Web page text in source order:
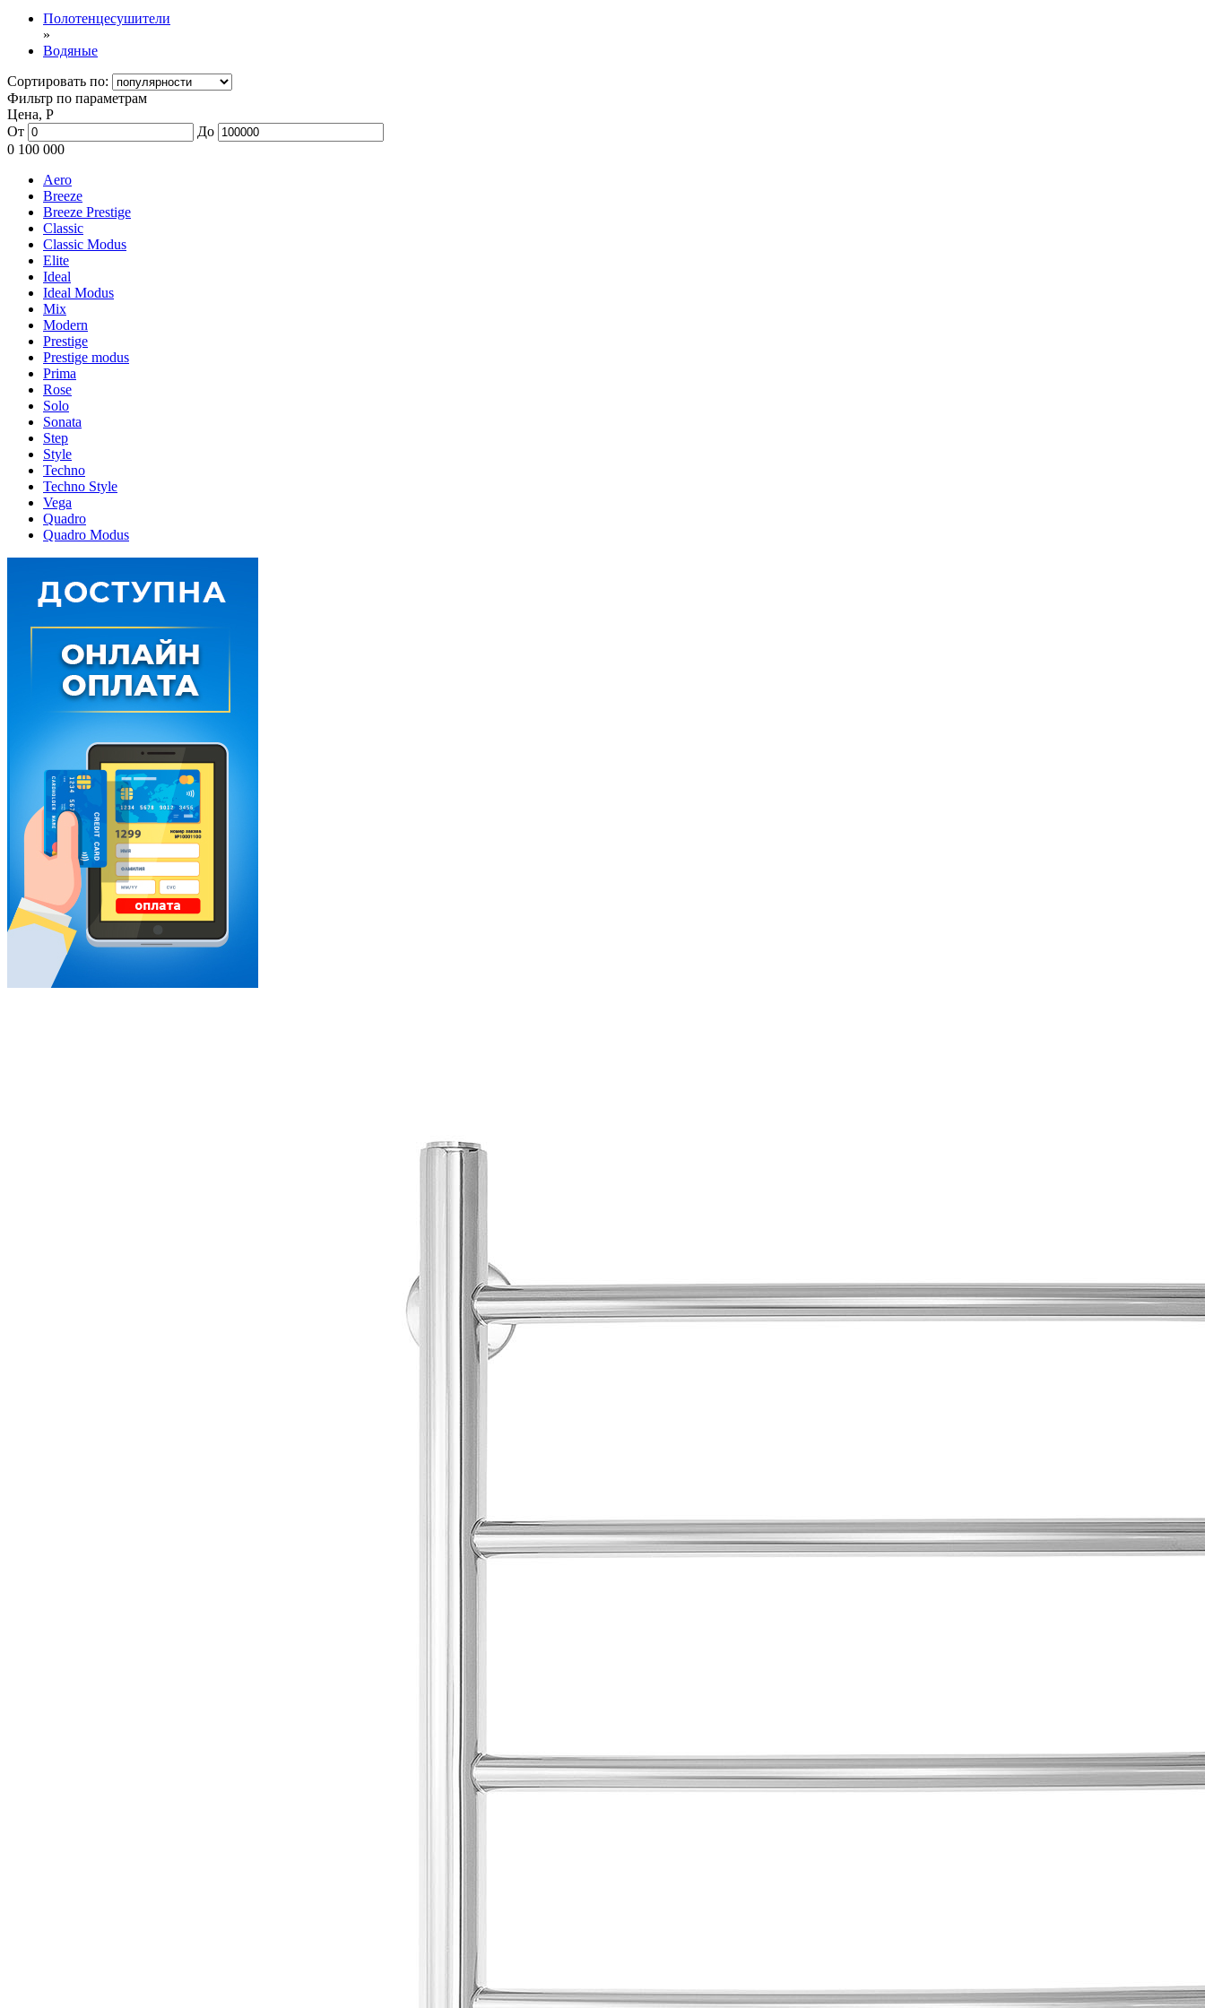
Полотенцесушители
»
Водяные
Сортировать по:
Фильтр по параметрам
Цена, Р
От
До
0 100 000
Aero
Breeze
Breeze Prestige
Classic
Classic Modus
Elite
Ideal
Ideal Modus
Mix
Modern
Prestige
Prestige modus
Prima
Rose
Solo
Sonata
Step
Style
Techno
Techno Style
Vega
Quadro
Quadro Modus